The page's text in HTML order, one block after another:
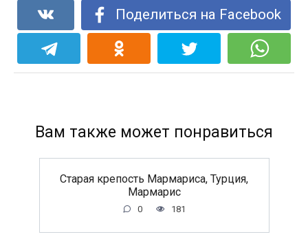
Поделиться на Facebook
Вам также может понравиться
Старая крепость Мармариса, Турция,
Мармарис
0 181